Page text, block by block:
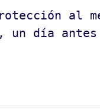
un día